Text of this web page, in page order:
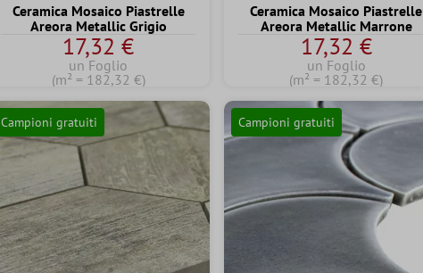
Ceramica Mosaico Piastrelle
Areora Metallic Grigio
17,32 €
un Foglio
(m² = 182,32 €)
Ceramica Mosaico Piastrelle
Areora Metallic Marrone
17,32 €
un Foglio
(m² = 182,32 €)
Campioni gratuiti Campioni gratuiti